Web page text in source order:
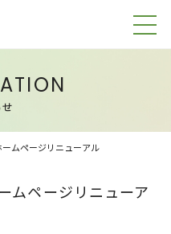
ムページリニューアル
ムページリニューア